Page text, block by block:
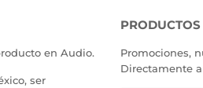
en Audio.
ser
Promociones,
Directamente